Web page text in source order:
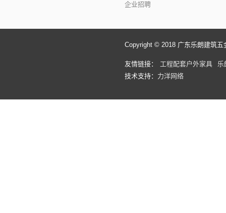
企业招聘
Copyright © 2018 广东乐朗建筑
友情链接： 工程配套户外家具
乐
技术支持： 力洋网络